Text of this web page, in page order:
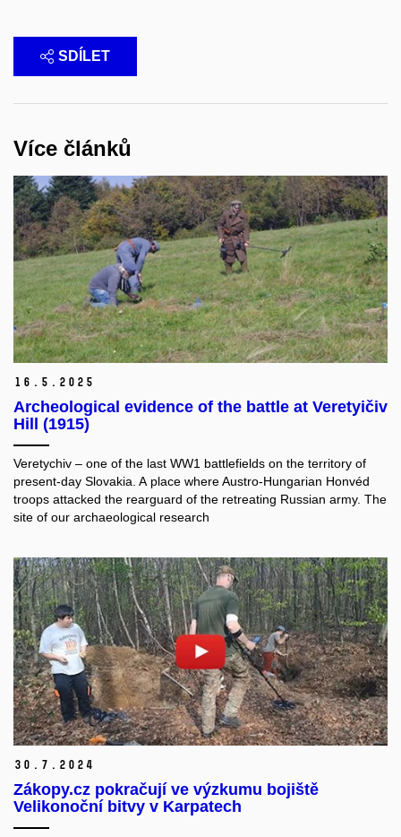
SDÍLET
Více článků
16. 5. 2025
Archeological evidence of the battle at Veretyičiv
Hill (1915)
Veretychiv – one of the last WW1 battlefields on the territory of
present-day Slovakia. A place where Austro-Hungarian Honvéd
troops attacked the rearguard of the retreating Russian army. The
site of our archaeological research
30. 7. 2024
Zákopy.cz pokračují ve výzkumu bojiště
Velikonoční bitvy v Karpatech